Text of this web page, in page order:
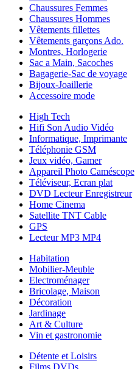
Chaussures Femmes
Chaussures Hommes
Vêtements fillettes
Vêtements garçons Ado.
Montres, Horlogerie
Sac a Main, Sacoches
Bagagerie-Sac de voyage
Bijoux-Joaillerie
Accessoire mode
High Tech
Hifi Son Audio Vidéo
Informatique, Imprimante
Téléphonie GSM
Jeux vidéo, Gamer
Appareil Photo Caméscope
Téléviseur, Ecran plat
DVD Lecteur Enregistreur
Home Cinema
Satellite TNT Cable
GPS
Lecteur MP3 MP4
Habitation
Mobilier-Meuble
Electroménager
Bricolage, Maison
Décoration
Jardinage
Art & Culture
Vin et gastronomie
Détente et Loisirs
Films DVDs